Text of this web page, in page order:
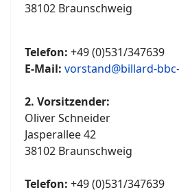
38102 Braunschweig
Telefon: +49 (0)531/347639
E-Mail: vorstand@billard-
2. Vorsitzender:
Oliver Schneider
Jasperallee 42
38102 Braunschweig
Telefon: +49 (0)531/347639